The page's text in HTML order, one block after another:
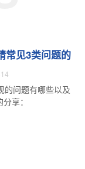
常见3类问题的
的问题有哪些以及
享：